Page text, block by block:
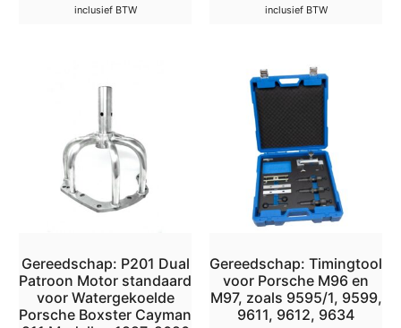
inclusief BTW
inclusief BTW
Gereedschap: P201 Dual
Patroon Motor standaard
voor Watergekoelde
Porsche Boxster Cayman
Gereedschap: Timingtool
voor Porsche M96 en
M97, zoals 9595/1, 9599,
9611, 9612, 9634